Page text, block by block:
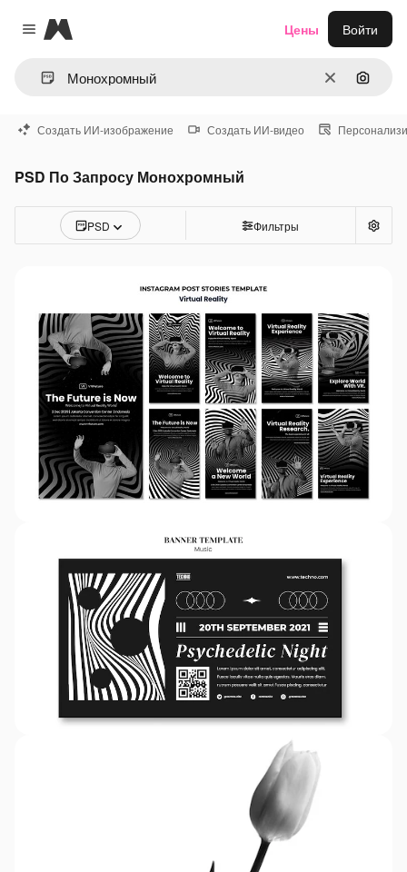
Close menu
Magnific
ОчиститьПоиск
Цены Войти
Создать ИИ-изображение Создать ИИ-видео
PSD По Запросу Монохромный
PSD Фильтры